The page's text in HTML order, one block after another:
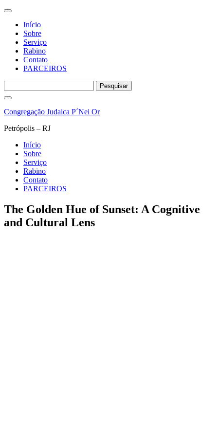
Início
Sobre
Serviço
Rabino
Contato
PARCEIROS
por:
Pular
o
Congregação Judaica P´Nei Or
Petrópolis – RJ
Início
Sobre
Serviço
Rabino
Contato
PARCEIROS
The Golden Hue of Sunset: A Cognitive
and Cultural Lens